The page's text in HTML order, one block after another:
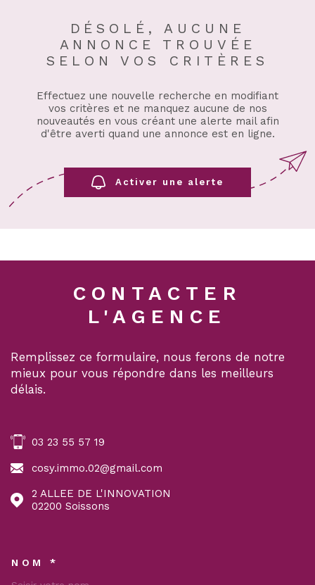
DÉSOLÉ, AUCUNE
ANNONCE TROUVÉE
SELON VOS CRITÈRES
Effectuez une nouvelle recherche en modifiant
vos critères et ne manquez aucune de nos
nouveautés en vous créant une alerte mail afin
d'être averti quand une annonce est en ligne.
Activer une alerte
CONTACTER
L'AGENCE
Remplissez ce formulaire, nous ferons de notre
mieux pour vous répondre dans les meilleurs
délais.
03 23 55 57 19
cosy.immo.02@gmail.com
2 ALLEE DE L'INNOVATION
02200
Soissons
NOM *